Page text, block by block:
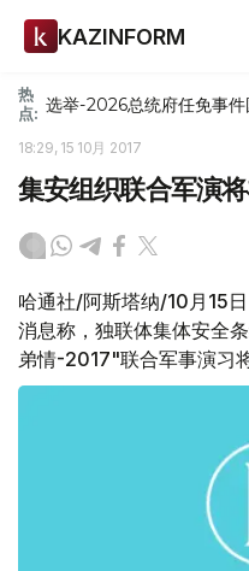
KAZINFORM
热
点: 选举-2026总统府任免事件
18:29, 15 10月 2017
集安组织联合军演
哈通社/阿斯塔纳/10月15
消息称，独联体集体安全
弟情-2017"联合军事演习